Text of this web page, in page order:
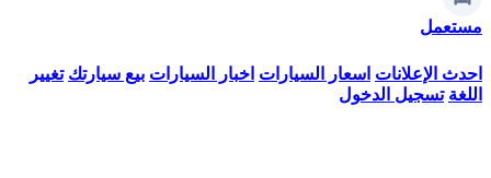
مستعمل
احدث الإعلانات اسعار السيارات اخبار السيارات بيع سيارتك تغيير
اللغة تسجيل الدخول